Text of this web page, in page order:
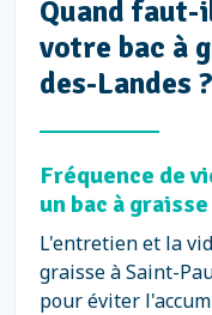
Quand
votre bac à
des-Landes ?
Fréquence de
un bac à
L'entretien et la
graisse à Saint-
pour éviter